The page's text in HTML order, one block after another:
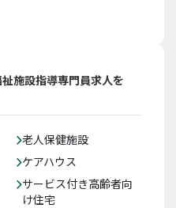
施設指導専門員求人を
老人保健施設
ケアハウス
サービス付き高齢者向
け住宅